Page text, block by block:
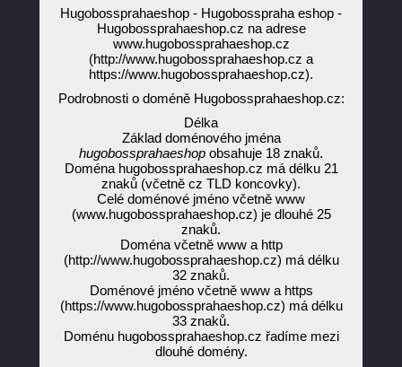
Hugobossprahaeshop - Hugobosspraha eshop -
Hugobossprahaeshop.cz na adrese
www.hugobossprahaeshop.cz
(http://www.hugobossprahaeshop.cz a
https://www.hugobossprahaeshop.cz).
Podrobnosti o doméně Hugobossprahaeshop.cz:
Délka
Základ doménového jména
hugobossprahaeshop obsahuje 18 znaků.
Doména hugobossprahaeshop.cz má délku 21
znaků (včetně cz TLD koncovky).
Celé doménové jméno včetně www
(www.hugobossprahaeshop.cz) je dlouhé 25
znaků.
Doména včetně www a http
(http://www.hugobossprahaeshop.cz) má délku
32 znaků.
Doménové jméno včetně www a https
(https://www.hugobossprahaeshop.cz) má délku
33 znaků.
Doménu hugobossprahaeshop.cz řadíme mezi
dlouhé domény.